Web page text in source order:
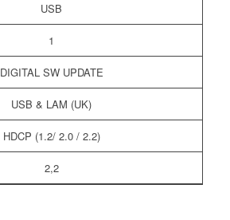
USB
1
DIGITAL SW UPDATE
USB & LAM (UK)
HDCP (1.2/ 2.0 / 2.2)
2,2